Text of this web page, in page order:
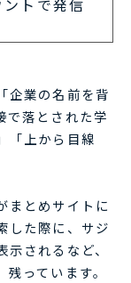
トで発信
企業の名前を背
で落とされた学
「上から目線
まとめサイトに
した際に、サジ
されるなど、
っています。